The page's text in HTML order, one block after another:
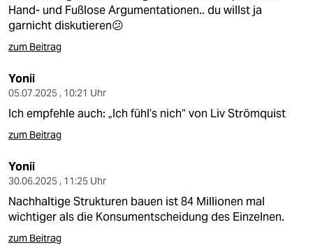
Hand- und Fußlose Argumentationen.. du willst ja
garnicht diskutieren😕
zum Beitrag
Yonii
05.07.2025 , 10:21 Uhr
Ich empfehle auch: „Ich fühl’s nich“ von Liv Strömquist
zum Beitrag
Yonii
30.06.2025 , 11:25 Uhr
Nachhaltige Strukturen bauen ist 84 Millionen mal
wichtiger als die Konsumentscheidung des Einzelnen.
zum Beitrag